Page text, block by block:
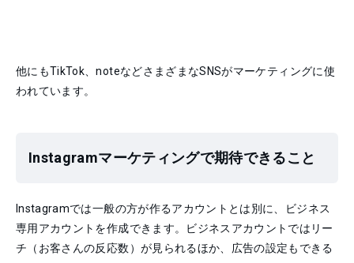
他にもTikTok、noteなどさまざまなSNSがマーケティングに使
われています。
Instagramマーケティングで期待できること
Instagramでは一般の方が作るアカウントとは別に、ビジネス
専用アカウントを作成できます。ビジネスアカウントではリー
チ（お客さんの反応数）が見られるほか、広告の設定もできる